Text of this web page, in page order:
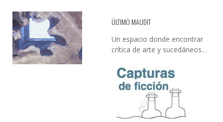
ÚLTIMO MAUDIT
Un espacio donde encontrar
crítica de arte y sucedáneos…